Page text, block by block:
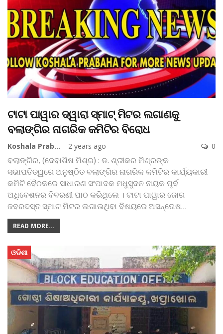
ଟାଟା ପାୱାର ଦ୍ୱାରା ସ୍ମାଟ୍‌ ମିଟର ଲଗାଣକୁ
ବଲାଙ୍ଗିର ନାଗରିକ କମିଟିର ବିରୋଧ
Koshala Prabaha 2 years ago 0
ବଲାଙ୍ଗିର, (ଦେବାଶିଷ ମିଶ୍ର) : ଡ. ଶ୍ରୀକର ମିଶ୍ରଙ୍କ
ସଭାପତିତ୍ୱରେ ଅନୁଷ୍ଠିତ ବଲାଙ୍ଗିର ନାଗରିକ କମିଟିର କାର୍ଯ୍ୟକାରୀ
କମିଟି ବୈଠକରେ ସାଧାରଣ ସଂପାଦକ ମଧୁସୁଦନ ନାୟକ ପୂର୍ବ
ଅଧିବେଶନର ବିବରଣୀ ପାଠ କରିଥିଲେ । ଟାଟା ପାୱାର ଜୋର
ଜବରଦସ୍ତ ସ୍ମାଟ ମିଟର ଲଗାଉଥିବା ବିଷୟରେ ଅସନ୍ତୋଷ…
READ MORE...
ଓଡିଶା